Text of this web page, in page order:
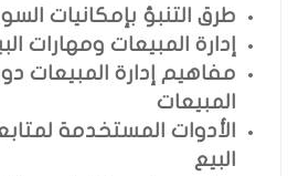
طرق التنبؤ بإمكانيات
إدارة المبيعات ومهارات
مفاهيم إدارة المبيعات
المبيعات
الأدوات المستخدمة
البيع